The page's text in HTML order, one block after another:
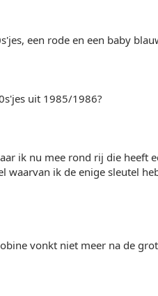
een rode en een baby
uit 1985/1986?
ik nu mee rond rij die heeft
waarvan ik de enige sleutel
vonkt niet meer na de